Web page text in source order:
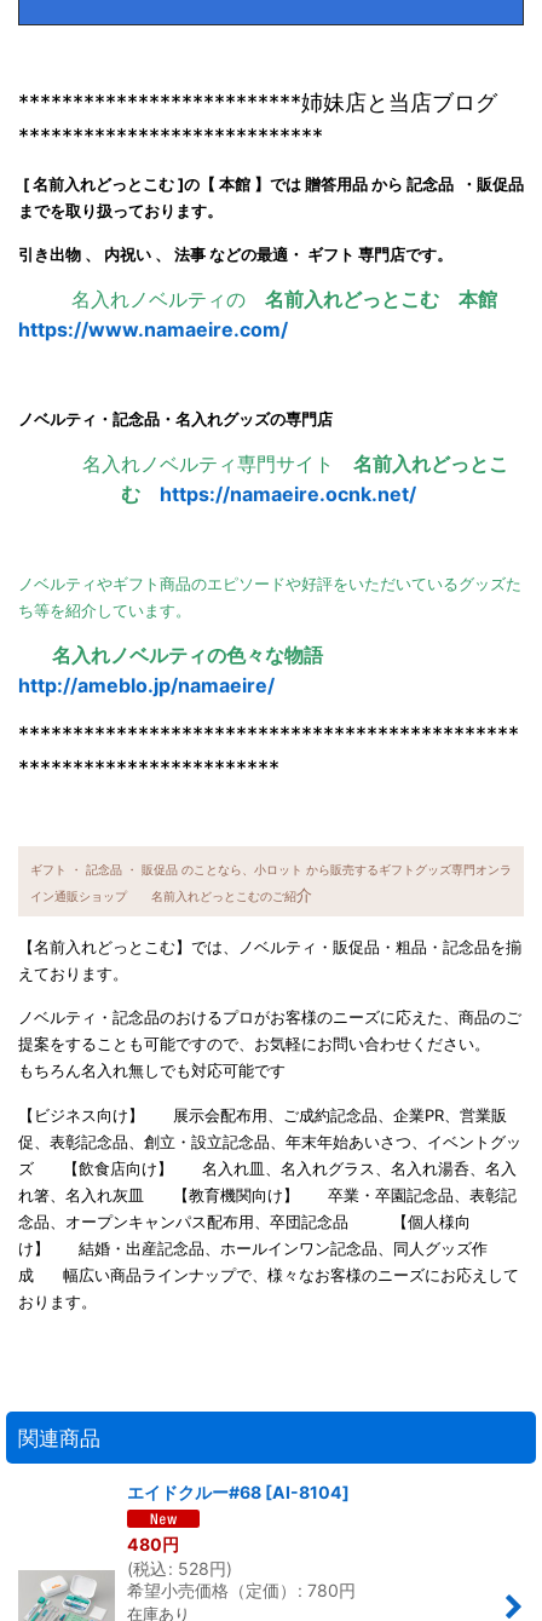
**************************姉妹店と当店ブログ
****************************
[ 名前入れどっとこむ ]の【 本館 】では 贈答用品 から 記念品 ・販促品
までを取り扱っております。
引き出物 、 内祝い 、 法事 などの最適・ ギフト 専門店です。
名入れノベルティの 名前入れどっとこむ 本館
https://www.namaeire.com/
ノベルティ・記念品・名入れグッズの専門店
名入れノベルティ専門サイト 名前入れどっとこ
む https://namaeire.ocnk.net/
ノベルティやギフト商品のエピソードや好評をいただいているグッズた
ち等を紹介しています。
名入れノベルティの色々な物語
http://ameblo.jp/namaeire/
**********************************************
************************
ギフト ・ 記念品 ・ 販促品 のことなら、小ロット から販売するギフトグッズ専門オンラ
イン通販ショップ 名前入れどっとこむのご紹介
【名前入れどっとこむ】では、ノベルティ・販促品・粗品・記念品を揃
えております。
ノベルティ・記念品のおけるプロがお客様のニーズに応えた、商品のご
提案をすることも可能ですので、お気軽にお問い合わせください。
もちろん名入れ無しでも対応可能です
【ビジネス向け】 展示会配布用、ご成約記念品、企業PR、営業販
促、表彰記念品、創立・設立記念品、年末年始あいさつ、イベントグッ
ズ 【飲食店向け】 名入れ皿、名入れグラス、名入れ湯呑、名入
れ箸、名入れ灰皿 【教育機関向け】 卒業・卒園記念品、表彰記
念品、オープンキャンパス配布用、卒団記念品 【個人様向
け】 結婚・出産記念品、ホールインワン記念品、同人グッズ作
成 幅広い商品ラインナップで、様々なお客様のニーズにお応えして
おります。
関連商品
エイドクルー#68 [AI-8104]
480円
(税込: 528円)
希望小売価格（定価）
: 780円
在庫あり